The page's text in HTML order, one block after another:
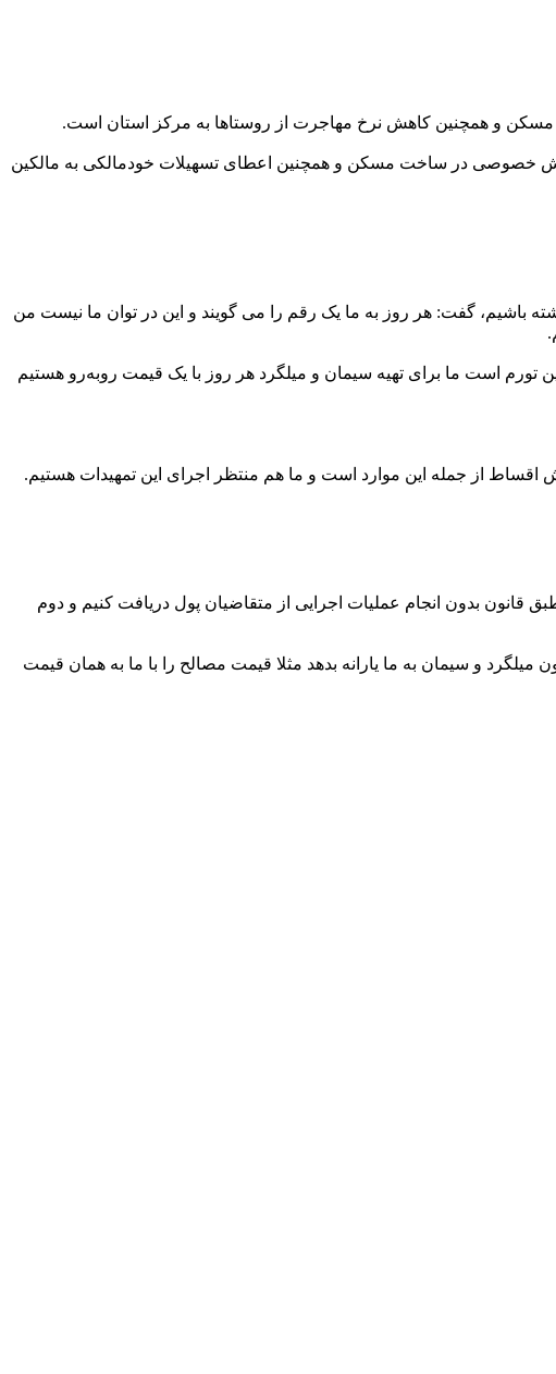
مسکن و همچنین کاهش نرخ مهاجرت از روستاها به مرکز استان است.
خصوصی در ساخت مسکن و همچنین اعطای تسهیلات خودمالکی به مالکین
باشیم، گفت: هر روز به ما یک رقم را می گویند و این در توان ما نیست من
است ما برای تهیه سیمان و میلگرد هر روز با یک قیمت روبه‌رو هستیم
از جمله این موارد است و ما هم منتظر اجرای این تمهیدات هستیم.
قانون بدون انجام عملیات اجرایی از متقاضیان پول دریافت کنیم و دوم
و سیمان به ما یارانه بدهد مثلا قیمت مصالح را با ما به همان قیمت